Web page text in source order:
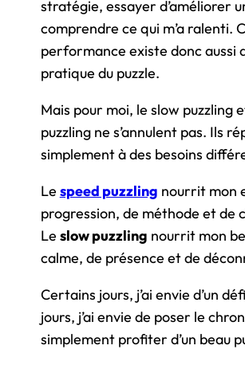
stratégie, essayer d’améliorer
comprendre ce qui m’a ralenti.
performance existe donc aussi
pratique du puzzle.
Mais pour moi, le slow puzzling
puzzling ne s’annulent pas. Ils
simplement à des besoins
Le speed puzzling nourrit mon
progression, de méthode et de
Le slow puzzling nourrit mon
calme, de présence et de
Certains jours, j’ai envie d’un
jours, j’ai envie de poser le
simplement profiter d’un beau